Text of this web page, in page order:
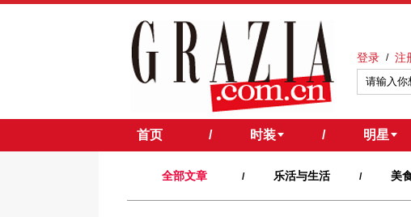
登录 / 注
首页 / 时装 / 明星
全部文章 / 乐活与生活 / 美